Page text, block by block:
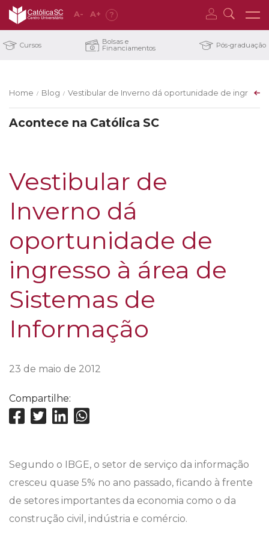
A- A+ ?
Cursos Bolsas e
Financiamentos Pós-graduação
Home / Blog / Vestibular de Inverno dá oportunidade de
Acontece na Católica SC
Vestibular de
Inverno dá
oportunidade de
ingresso à área de
Sistemas de
Informação
23 de maio de 2012
Compartilhe:
Segundo o IBGE, o setor de serviço da informação
cresceu quase 5% no ano passado, ficando à frente
de setores importantes da economia como o da
construção civil, indústria e comércio.